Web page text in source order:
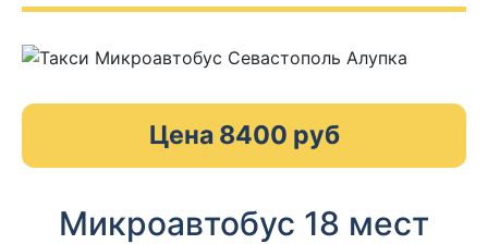
Цена 8400 руб
Микроавтобус 18 мест